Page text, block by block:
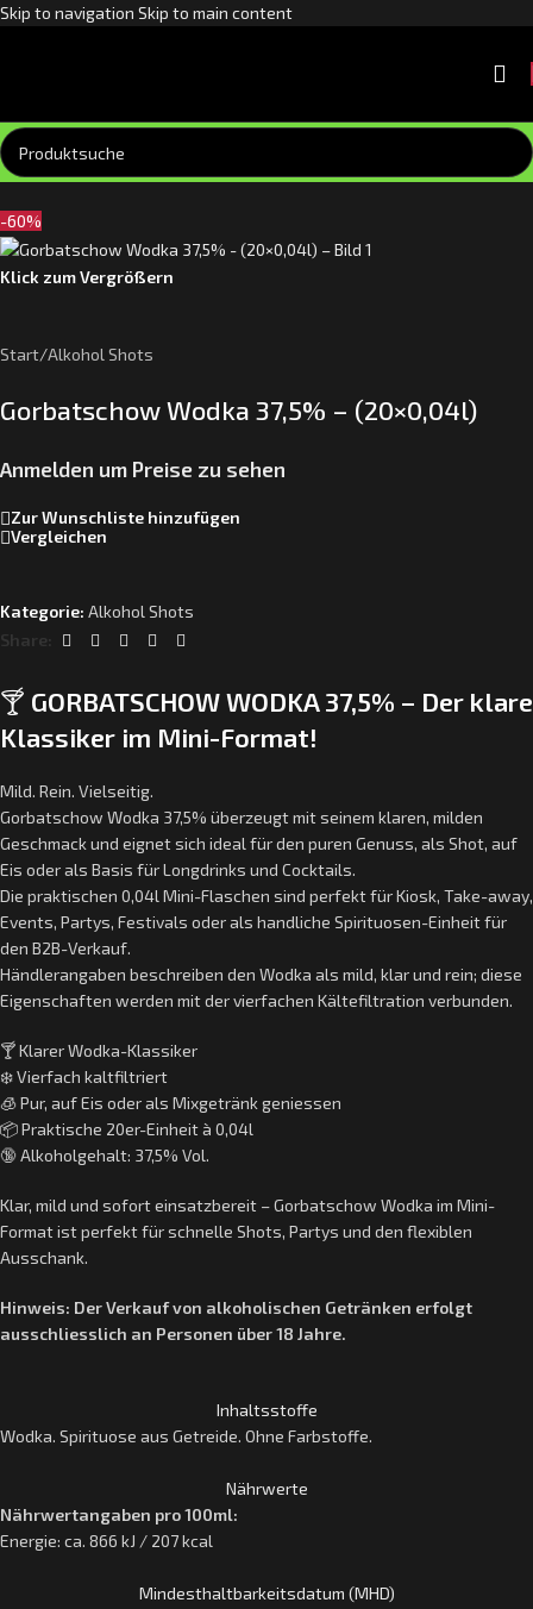
Skip to navigation Skip to main content
-60%
Klick zum Vergrößern
Start/Alkohol Shots
Gorbatschow Wodka 37,5% – (20×0,04l)
Anmelden um Preise zu sehen
Zur Wunschliste hinzufügen
Vergleichen
Kategorie: Alkohol Shots
Share:
🍸 GORBATSCHOW WODKA 37,5% – Der klare
Klassiker im Mini-Format!
Mild. Rein. Vielseitig.
Gorbatschow Wodka 37,5% überzeugt mit seinem klaren, milden
Geschmack und eignet sich ideal für den puren Genuss, als Shot, auf
Eis oder als Basis für Longdrinks und Cocktails.
Die praktischen 0,04l Mini-Flaschen sind perfekt für Kiosk, Take-away,
Events, Partys, Festivals oder als handliche Spirituosen-Einheit für
den B2B-Verkauf.
Händlerangaben beschreiben den Wodka als mild, klar und rein; diese
Eigenschaften werden mit der vierfachen Kältefiltration verbunden.
🍸 Klarer Wodka-Klassiker
❄️ Vierfach kaltfiltriert
🧊 Pur, auf Eis oder als Mixgetränk geniessen
📦 Praktische 20er-Einheit à 0,04l
🔞 Alkoholgehalt: 37,5% Vol.
Klar, mild und sofort einsatzbereit – Gorbatschow Wodka im Mini-
Format ist perfekt für schnelle Shots, Partys und den flexiblen
Ausschank.
Hinweis: Der Verkauf von alkoholischen Getränken erfolgt
ausschliesslich an Personen über 18 Jahre.
Inhaltsstoffe
Wodka. Spirituose aus Getreide. Ohne Farbstoffe.
Nährwerte
Nährwertangaben pro 100ml:
Energie: ca. 866 kJ / 207 kcal
Mindesthaltbarkeitsdatum (MHD)